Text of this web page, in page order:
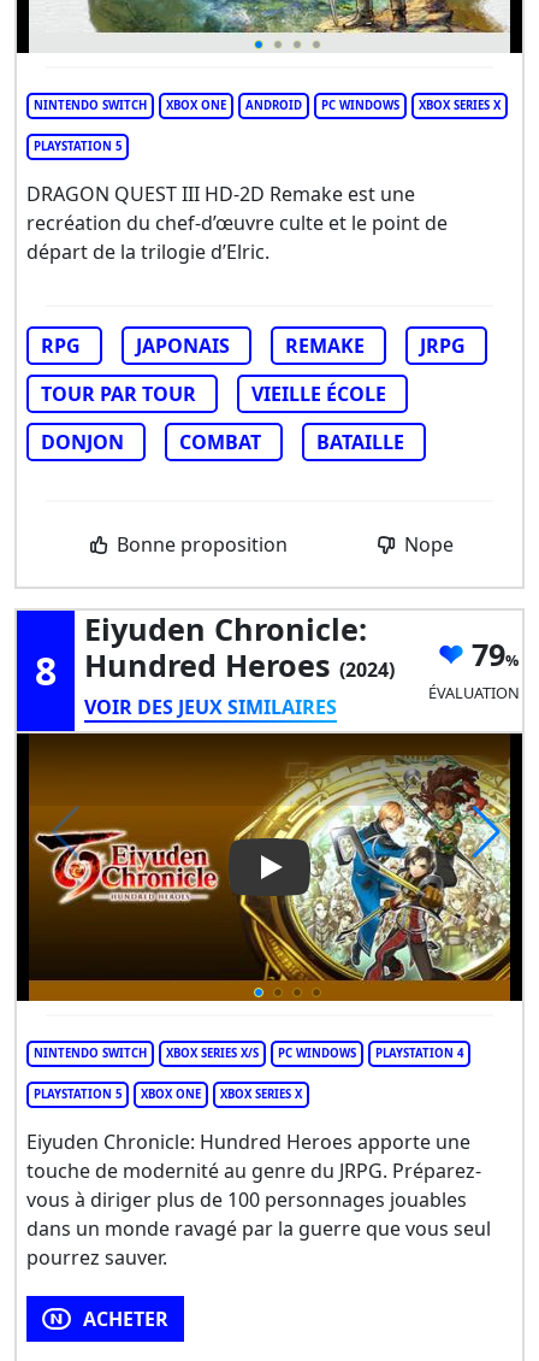
NINTENDO SWITCH XBOX ONE ANDROID PC WINDOWS XBOX SERIES X
PLAYSTATION 5
DRAGON QUEST III HD-2D Remake est une
recréation du chef-d’œuvre culte et le point de
départ de la trilogie d’Elric.
RPG JAPONAIS REMAKE
JRPG
TOUR PAR TOUR
VIEILLE ÉCOLE
DONJON
COMBAT BATAILLE
Bonne proposition Nope
8
Eiyuden Chronicle:
Hundred Heroes (2024)
VOIR DES JEUX SIMILAIRES
79
ÉVALUATION
Play Video: Eiyuden
NINTENDO SWITCH XBOX SERIES X/S PC WINDOWS PLAYSTATION 4
PLAYSTATION 5 XBOX ONE XBOX SERIES X
Eiyuden Chronicle: Hundred Heroes apporte une
touche de modernité au genre du JRPG. Préparez-
vous à diriger plus de 100 personnages jouables
dans un monde ravagé par la guerre que vous seul
pourrez sauver.
ACHETER